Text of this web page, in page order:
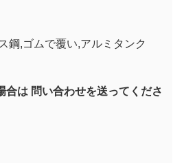
鋼,ゴムで覆い,アルミタンク
合は 問い合わせを送ってくださ